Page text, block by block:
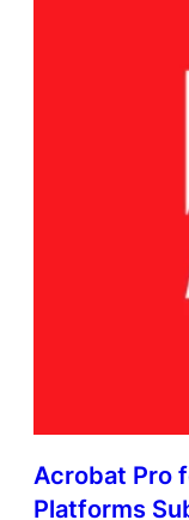
Acrobat Pro
Platforms